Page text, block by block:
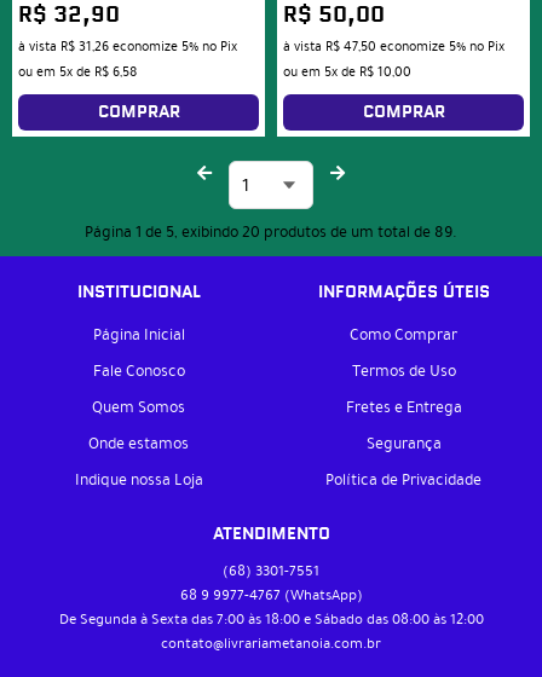
R$ 32,90
à vista R$ 31,26economize 5% no Pix
ou em 5xde R$ 6,58
COMPRAR
R$ 50,00
à vista R$ 47,50 economize 5% no Pix
ou em 5xde R$ 10,00
COMPRAR
Página 1 de 5, exibindo 20 produtos de um total de 89.
INSTITUCIONAL
Página Inicial
Fale Conosco
Quem Somos
Onde estamos
Indique nossa Loja
INFORMAÇÕES ÚTEIS
Como Comprar
Termos de Uso
Fretes e Entrega
Segurança
Política de Privacidade
ATENDIMENTO
(68) 3301-7551
68 9 9977-4767 (WhatsApp)
De Segunda à Sexta das 7:00 às 18:00 e Sábado das 08:00 às 12:00
contato@livrariametanoia.com.br